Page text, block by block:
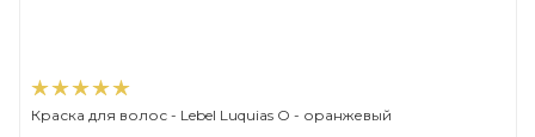
Краска для волос - Lebel Luquias O - оранжевый